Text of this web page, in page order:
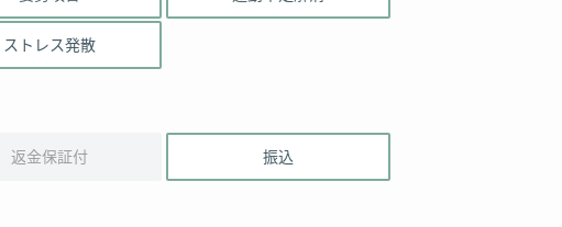
ストレス発散
返金保証付 振込